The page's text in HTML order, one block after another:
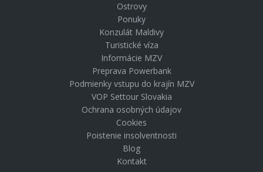
Ostrovy
Ponuky
Konzulát Maldivy
Turistické víza
Informácie MZV
Preprava Powerbank
Podmienky vstupu do krajín MZV
VOP Settour Slovakia
Ochrana osobných údajov
Cookies
Poistenie insolventnosti
Blog
Kontakt